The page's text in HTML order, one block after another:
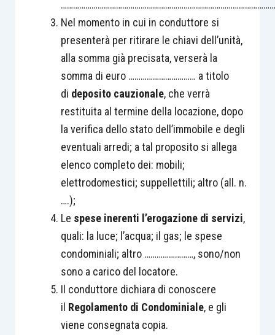
……………………………………………………………………………………………
Nel momento in cui in conduttore si
presenterà per ritirare le chiavi dell’unità,
alla somma già precisata, verserà la
somma di euro …………………………… a titolo
di deposito cauzionale, che verrà
restituita al termine della locazione, dopo
la verifica dello stato dell’immobile e degli
eventuali arredi; a tal proposito si allega
elenco completo dei: mobili;
elettrodomestici; suppellettili; altro (all. n.
….);
Le spese inerenti l’erogazione di servizi,
quali: la luce; l’acqua; il gas; le spese
condominiali; altro ……………………, sono/non
sono a carico del locatore.
Il conduttore dichiara di conoscere
il Regolamento di Condominiale, e gli
viene consegnata copia.